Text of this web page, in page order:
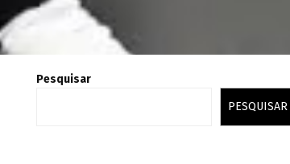
Pesquisar
PESQUISAR